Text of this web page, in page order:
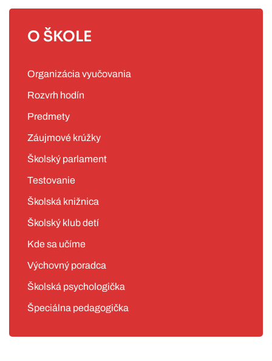
O ŠKOLE
Organizácia vyučovania
Rozvrh hodín
Predmety
Záujmové krúžky
Školský parlament
Testovanie
Školská knižnica
Školský klub detí
Kde sa učíme
Výchovný poradca
Školská psychologička
Špeciálna pedagogička